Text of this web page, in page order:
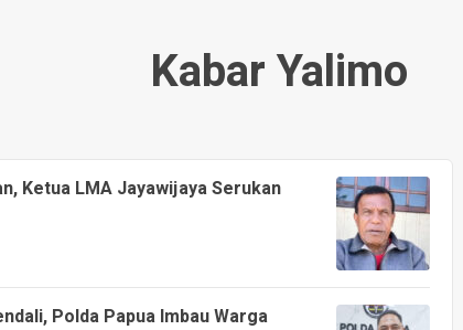
Kabar Yalimo
Ketua LMA Jayawijaya Serukan
Polda Papua Imbau Warga